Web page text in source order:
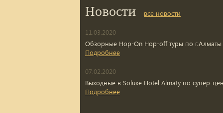
Новости все новости
11.03.2020
Обзорные Hop-On Hop-off туры по г.Алматы
Подробнее
07.02.2020
Выходные в Soluxe Hotel Almaty по супер-
Подробнее